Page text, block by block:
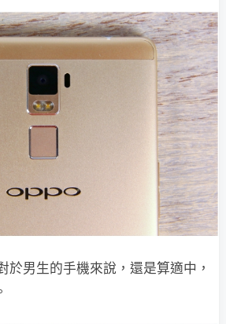
於男生的手機來說，還是算適中，